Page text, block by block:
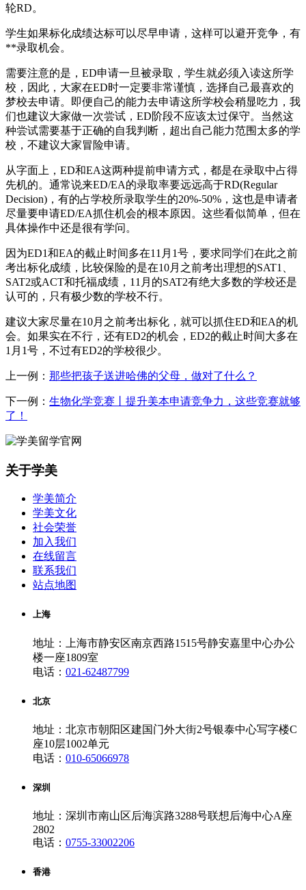
轮RD。
学生如果标化成绩达标可以尽早申请，这样可以避开竞争，有
**录取机会。
需要注意的是，ED申请一旦被录取，学生就必须入读这所学
校，因此，大家在ED时一定要非常谨慎，选择自己最喜欢的
梦校去申请。即便自己的能力去申请这所学校会稍显吃力，我
们也建议大家做一次尝试，ED阶段不应该太过保守。当然这
种尝试需要基于正确的自我判断，超出自己能力范围太多的学
校，不建议大家冒险申请。
从字面上，ED和EA这两种提前申请方式，都是在录取中占得
先机的。通常说来ED/EA的录取率要远远高于RD(Regular
Decision)，有的占学校所录取学生的20%-50%，这也是申请者
尽量要申请ED/EA抓住机会的根本原因。这些看似简单，但在
具体操作中还是很有学问。
因为ED1和EA的截止时间多在11月1号，要求同学们在此之前
考出标化成绩，比较保险的是在10月之前考出理想的SAT1、
SAT2或ACT和托福成绩，11月的SAT2有绝大多数的学校还是
认可的，只有极少数的学校不行。
建议大家尽量在10月之前考出标化，就可以抓住ED和EA的机
会。如果实在不行，还有ED2的机会，ED2的截止时间大多在
1月1号，不过有ED2的学校很少。
上一例： 那些把孩子送进哈佛的父母，做对了什么？
下一例： 生物化学竞赛丨提升美本申请竞争力，这些竞赛就够
了！
关于学美
学美简介
学美文化
社会荣誉
加入我们
在线留言
联系我们
站点地图
上海
地址：上海市静安区南京西路1515号静安嘉里中心办公
楼一座1809室
电话： 021-62487799
北京
地址：北京市朝阳区建国门外大街2号银泰中心写字楼C
座10层1002单元
电话： 010-65066978
深圳
地址：深圳市南山区后海滨路3288号联想后海中心A座
2802
电话： 0755-33002206
香港